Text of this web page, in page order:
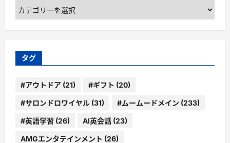
カ
テ
ゴ
ー
タグ
#アウトドア (21) #ギフト (20)
#サロンドロワイヤル (31) #ムームードメイン (233)
#英語学習 (26) AI英会話 (23)
AMGエンタテインメント (26)